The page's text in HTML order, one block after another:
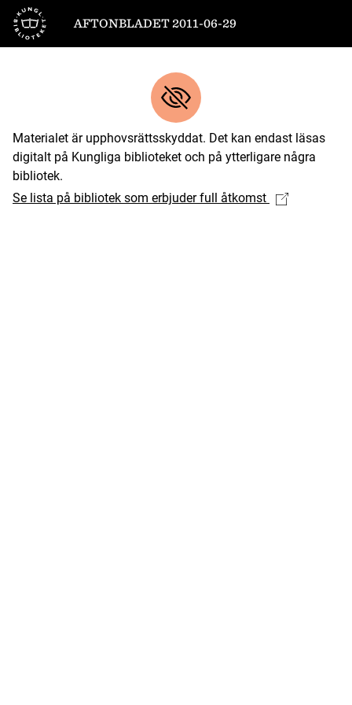
Till startsidan
AFTONBLADET 2011-06-29
Materialet är upphovsrättsskyddat. Det kan endast läsas
digitalt på Kungliga biblioteket och på ytterligare några
bibliotek.
Se lista på bibliotek som erbjuder full åtkomst